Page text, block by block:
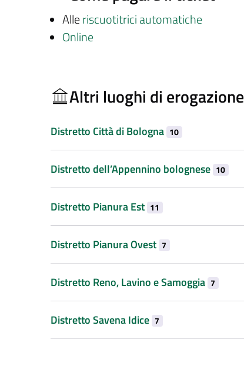
Alleriscuotitrici automatiche
Online
Altri luoghi di erogazione
Distretto Città di Bologna 10
Distretto dell’Appennino bolognese 10
Distretto Pianura Est 11
Distretto Pianura Ovest 7
Distretto Reno, Lavino e Samoggia 7
Distretto Savena Idice 7